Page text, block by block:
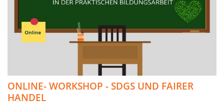
ONLINE- WORKSHOP - SDGS UND FAIRER
HANDEL